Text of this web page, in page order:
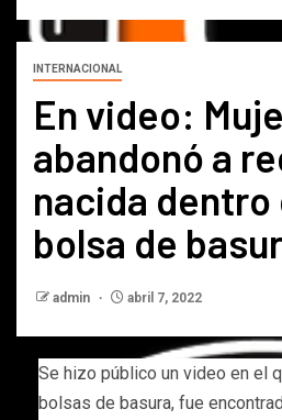
INTERNACIONAL
En video:
abandonó a
nacida dentro
bolsa de
admin abril 7, 2022
Se hizo público un video en el
bolsas de basura, fue